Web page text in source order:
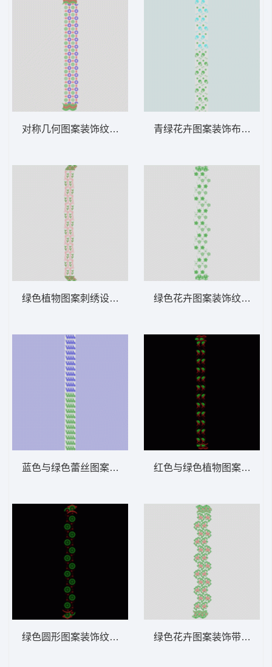
对称几何图案装饰纹样 窗帘
绿色植物图案刺绣设计 窗帘
蓝色与绿色蕾丝图案排列 窗帘
绿色圆形图案装饰纹样 窗帘
青绿花卉图案装饰布 窗帘
绿色花卉图案装饰纹样 窗帘
红色与绿色植物图案装饰
绿色花卉图案装饰带 窗帘